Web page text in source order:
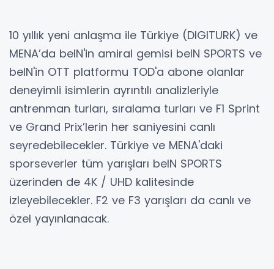
10 yıllık yeni anlaşma ile Türkiye (DIGITURK) ve
MENA’da beIN'in amiral gemisi beIN SPORTS ve
beIN'in OTT platformu TOD'a abone olanlar
deneyimli isimlerin ayrıntılı analizleriyle
antrenman turları, sıralama turları ve F1 Sprint
ve Grand Prix’lerin her saniyesini canlı
seyredebilecekler. Türkiye ve MENA'daki
sporseverler tüm yarışları beIN SPORTS
üzerinden de 4K / UHD kalitesinde
izleyebilecekler. F2 ve F3 yarışları da canlı ve
özel yayınlanacak.